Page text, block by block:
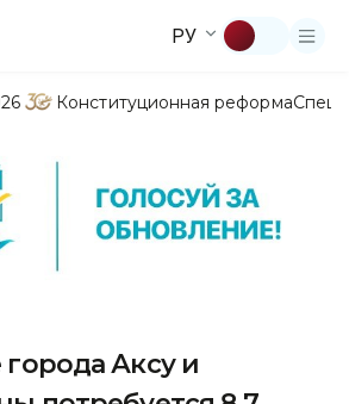
РУ
Конституционная реформа
Аксу и